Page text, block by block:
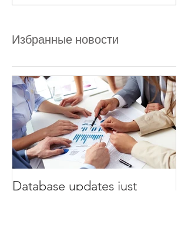
Избранные новости
Database updates just